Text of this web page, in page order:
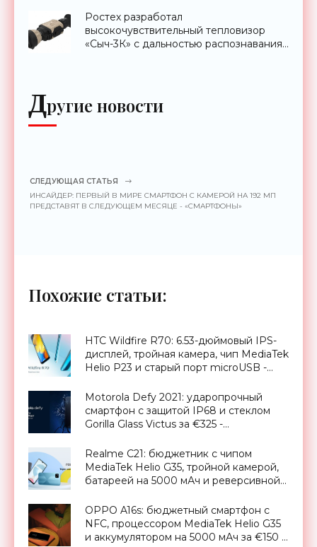
Ростех разработал
высокочувствительный тепловизор
«Сыч-3К» с дальностью распознавания
Другие новости
СЛЕДУЮЩАЯ СТАТЬЯ
ИНСАЙДЕР: ПЕРВЫЙ В МИРЕ СМАРТФОН С КАМЕРОЙ НА 192 МП
ПРЕДСТАВЯТ В СЛЕДУЮЩЕМ МЕСЯЦЕ - «СМАРТФОНЫ»
Похожие статьи:
HTC Wildfire R70: 6.53-дюймовый IPS-
дисплей, тройная камера, чип MediaTek
Helio P23 и старый порт microUSB -
Motorola Defy 2021: ударопрочный
смартфон с защитой IP68 и стеклом
Gorilla Glass Victus за €325 -
Realme C21: бюджетник с чипом
MediaTek Helio G35, тройной камерой,
батареей на 5000 мАч и реверсивной
OPPO A16s: бюджетный смартфон с
NFC, процессором MediaTek Helio G35
и аккумулятором на 5000 мАч за €150 -